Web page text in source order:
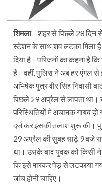
शिमला। शहर से पिछले 28 दिन
स्टेशन के साथ शव लटका मिला
दिया है। परिजनों का कहना है
है। वहीं, पुलिस ने अब हर एंगल
अभिषेक पुत्र वीर सिंह निवासी
पिछले 29 अप्रैल से लापता था।
परिस्थितियों में अचानक गायब हो
दर्ज कर इसकी तलाश शुरू की।
29 अप्रैल की सुबह साढ़े 9 बजे
था। उसके बाद युवक को किसी ने
कि इसे मारकर पेड़ से लटकाया
जांच होनी चाहिए।